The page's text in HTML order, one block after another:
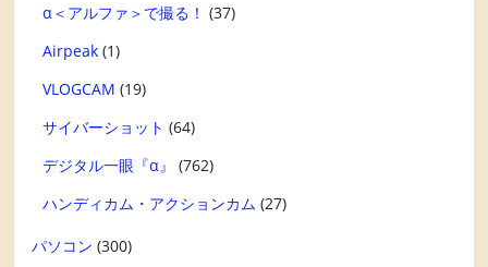
α＜アルファ＞で撮る！ (37)
Airpeak (1)
VLOGCAM (19)
サイバーショット (64)
デジタル一眼『α』
(762)
ハンディカム・アクションカム (27)
パソコン (300)